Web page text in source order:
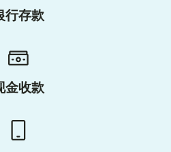
行存款
金收款